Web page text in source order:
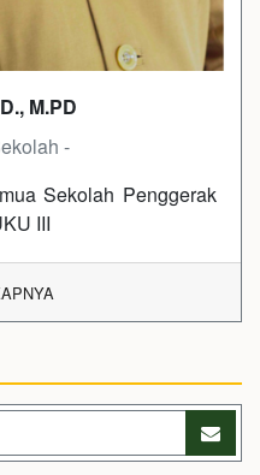
M.PD
-
Sekolah Penggerak
III